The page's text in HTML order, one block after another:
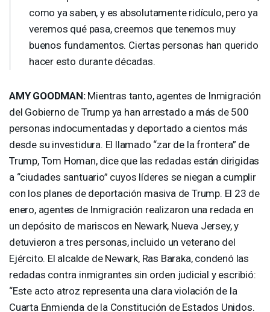
como ya saben, y es absolutamente ridículo, pero ya
veremos qué pasa, creemos que tenemos muy
buenos fundamentos. Ciertas personas han querido
hacer esto durante décadas.
AMY GOODMAN:Mientras tanto, agentes de Inmigración
del Gobierno de Trump ya han arrestado a más de 500
personas indocumentadas y deportado a cientos más
desde su investidura. El llamado “zar de la frontera” de
Trump, Tom Homan, dice que las redadas están dirigidas
a “ciudades santuario” cuyos líderes se niegan a cumplir
con los planes de deportación masiva de Trump. El 23 de
enero, agentes de Inmigración realizaron una redada en
un depósito de mariscos en Newark, Nueva Jersey, y
detuvieron a tres personas, incluido un veterano del
Ejército. El alcalde de Newark, Ras Baraka, condenó las
redadas contra inmigrantes sin orden judicial y escribió:
“Este acto atroz representa una clara violación de la
Cuarta Enmienda de la Constitución de Estados Unidos.